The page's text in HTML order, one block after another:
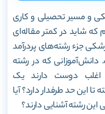
و مسیر تحصیلی و کاری
که شاید در کمتر مقاله‌ای
جزء رشته‌های پردرآمد
که در رشته
اغلب دوست دارند یک
این حد طرفدار دارد؟ آیا
رشته آشنایی دارند؟